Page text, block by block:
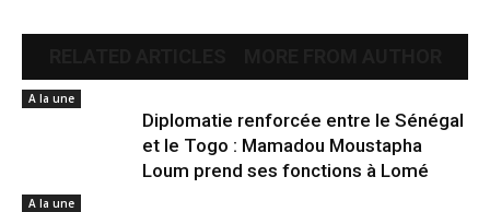
A la une
Diplomatie renforcée entre le Sénégal
et le Togo : Mamadou Moustapha
Loum prend ses fonctions à Lomé
A la une